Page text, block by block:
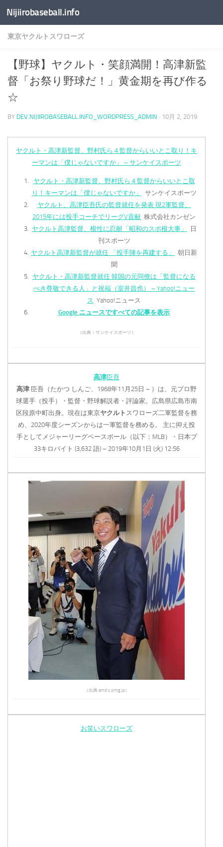
コンテンツへスキップ
Nijiirobaseball.info
東京ヤクルトスワローズ
【野球】ヤクルト・笑顔満開！高津新監
督「お祭り野球だ！」黄金期を再び作る
☆
BY DEV.NIJIIROBASEBALL.INFO_WORDPRESS_ADMIN · 10月 2, 2019
ヤクルト・高津新監督、野村氏ら４監督からいいとこ取り！キ
ーマンは「僕じゃないですか」 – サンケイスポーツ
ヤクルト・高津新監督、野村氏ら４監督からいいとこ取
り！キーマンは「僕じゃないですか」
サンケイスポーツ
ヤクルト、高津臣吾氏の監督就任を発表 現2軍監督、
2015年には投手コーチでリーグV貢献 株式会社カンゼン
ヤクルト高津監督、根性に忍耐「昭和のスポ根大事」
日
刊スポーツ
ヤクルト高津新監督が就任 「投手陣を再建する」
朝日新
聞
ヤクルト・高津新監督就任 韓国の元同僚は「監督になる
べき尊敬できる人」と祝福（室井昌也） – Yahoo!ニュー
ス Yahoo!ニュース
Google ニュースですべての記事を表示
（出典：サンケイスポーツ）
高津臣吾
高津 臣吾（たかつ しんご、1968年11月25日 – ）は、元プロ野
球選手（投手）・監督・野球解説者・評論家。広島県広島市南
区段原中町出身。現在は東京ヤクルト スワローズ二軍監督を務
め、2020年度シーズンからは一軍監督を務める。 主に抑え投
手としてメジャーリーグベースボール（以下：MLB）・日本プ
33キロバイト (3,632 語) – 2019年10月1日 (火) 12:56
（出典 amd.c.yimg.jp）
お笑いスワローズ